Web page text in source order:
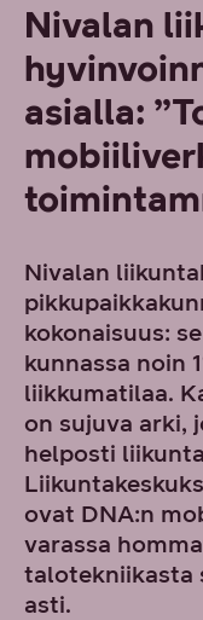
Nivalan
asialla:
Nivalan
kokonaisuus:
kunnassa noin
liikkumatilaa.
on sujuva arki,
helposti
ovat DNA:n
varassa
talotekniikasta
asti.